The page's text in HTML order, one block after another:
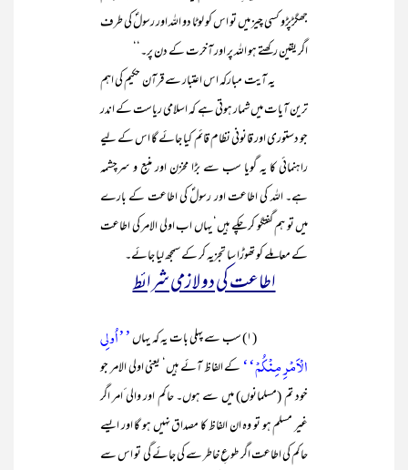
جھگڑپڑو کسی چیز میں تو اس کو لوٹا دو اللہ اور رسولؐ کی طرف
اگر یقین رکھتے ہو اللہ پر اور آخرت کے دن پر۔‘‘
یہ آیت مبارکہ اس اعتبار سے قرآن حکیم کی اہم
ترین آیات میں شمار ہوتی ہے کہ اسلامی ریاست کے اندر
جو دستوری اور قانونی نظام قائم کیا جائے گا اس کے لیے
راہنمائی کا یہ گویا سب سے بڑا مخزن اور منبع و سرچشمہ
ہے۔ اللہ کی اطاعت اور رسولؐ کی اطاعت کے بارے
میں تو ہم گفتگو کر چکے ہیں‘ یہاں اب اولی الامر کی اطاعت
کے معاملے کو تھوڑا سا تجزیہ کر کے سمجھ لیا جائے۔
اطاعت کی دو لازمی شرائط
(۱) سب سے پہلی بات یہ کہ یہاں
’’اُولِی
الْاَمْرِ مِنْکُمْ‘‘کے الفاظ آئے ہیں‘ یعنی اولی الامر جو
خود تم (مسلمانوں) میں سے ہوں۔ حاکم اور والی ٔامر اگر
غیر مسلم ہو تو وہ ان الفاظ کا مصداق نہیں ہو گا اور ایسے
حاکم کی اطاعت اگر طوعِ خاطر سے کی جائے گی تو اس سے